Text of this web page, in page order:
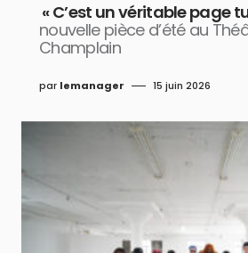
« C’est un véritable page
nouvelle pièce d’été au
Champlain
par lemanager 15 juin 2026